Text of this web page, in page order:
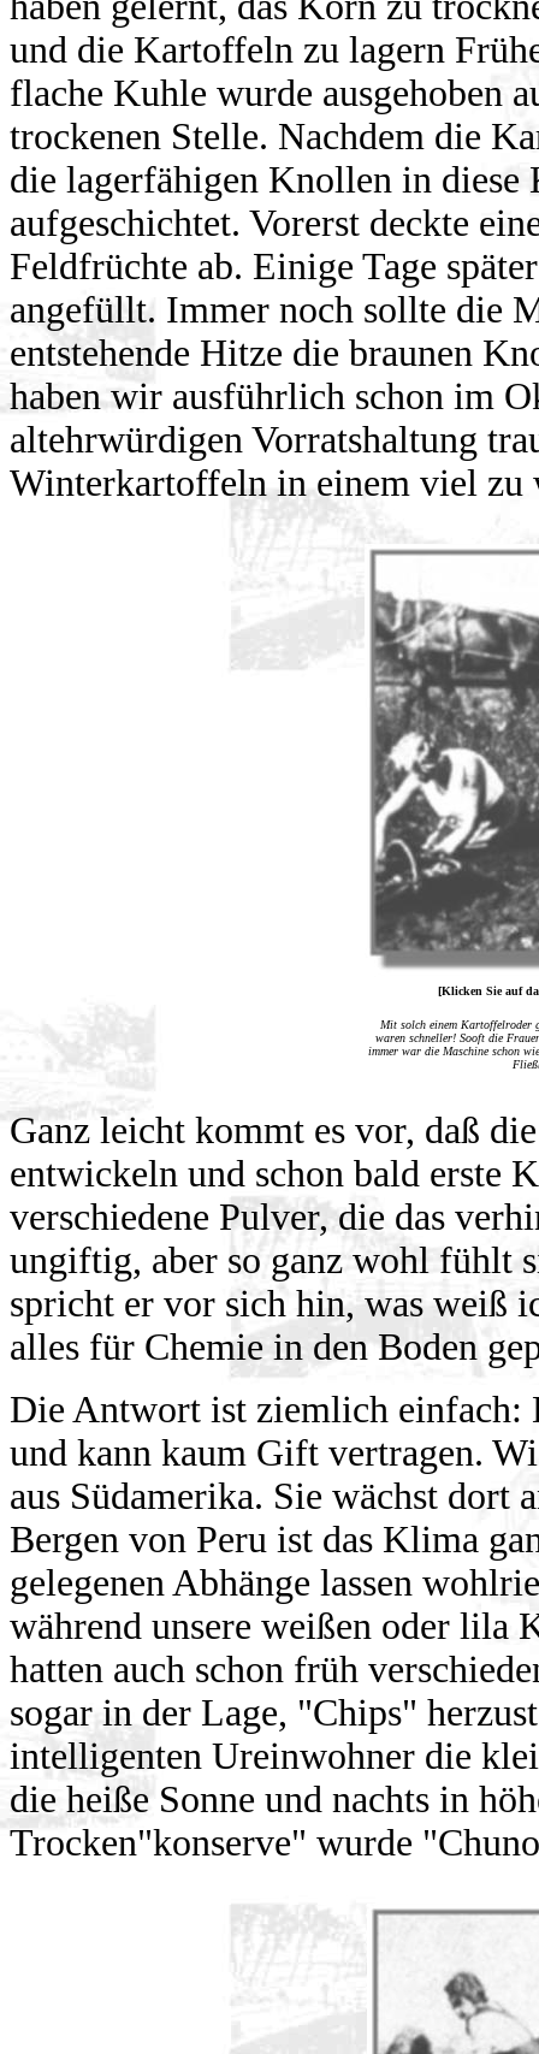
und die Kartoffeln zu lagern
flache Kuhle wurde ausgehoben
trockenen Stelle. Nachdem die
die lagerfähigen Knollen in
aufgeschichtet. Vorerst deckte
Feldfrüchte ab. Einige Tage
angefüllt. Immer noch sollte die
entstehende Hitze die braunen
haben wir ausführlich schon im
altehrwürdigen Vorratshaltung
Winterkartoffeln in einem viel zu
[Klicken Sie auf
Mit solch einem Kartoffelroder
waren schneller! Sooft die
immer war die Maschine schon
Ganz leicht kommt es vor, daß
entwickeln und schon bald erste
verschiedene Pulver, die das
ungiftig, aber so ganz wohl fühlt
spricht er vor sich hin, was weiß
alles für Chemie in den Boden
Die Antwort ist ziemlich
und kann kaum Gift vertragen.
aus Südamerika. Sie wächst dort
Bergen von Peru ist das Klima
gelegenen Abhänge lassen
während unsere weißen oder
hatten auch schon früh
sogar in der Lage, "Chips"
intelligenten Ureinwohner die
die heiße Sonne und nachts in
Trocken"konserve" wurde